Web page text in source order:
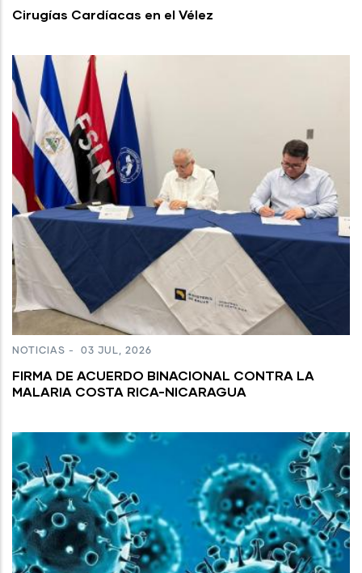
Cirugías Cardíacas en el Vélez
NOTICIAS - 03 JUL, 2026
FIRMA DE ACUERDO BINACIONAL CONTRA LA
MALARIA COSTA RICA-NICARAGUA